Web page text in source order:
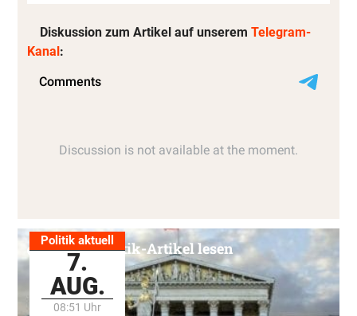
Diskussion zum Artikel auf unserem Telegram-
Kanal :
Politik aktuell
7.
AUG.
08:51 Uhr
Alle Politik-Artikel lesen